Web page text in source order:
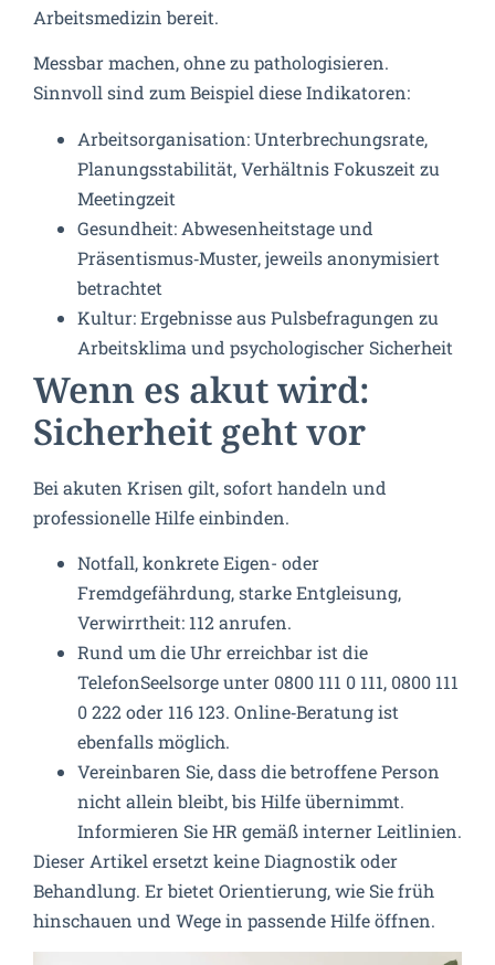
Arbeitsmedizin bereit.
Messbar machen, ohne zu pathologisieren.
Sinnvoll sind zum Beispiel diese Indikatoren:
Arbeitsorganisation: Unterbrechungsrate,
Planungsstabilität, Verhältnis Fokuszeit zu
Meetingzeit
Gesundheit: Abwesenheitstage und
Präsentismus‑Muster, jeweils anonymisiert
betrachtet
Kultur: Ergebnisse aus Pulsbefragungen zu
Arbeitsklima und psychologischer Sicherheit
Wenn es akut wird:
Sicherheit geht vor
Bei akuten Krisen gilt, sofort handeln und
professionelle Hilfe einbinden.
Notfall, konkrete Eigen- oder
Fremdgefährdung, starke Entgleisung,
Verwirrtheit: 112 anrufen.
Rund um die Uhr erreichbar ist die
TelefonSeelsorge unter 0800 111 0 111, 0800 111
0 222 oder 116 123. Online‑Beratung ist
ebenfalls möglich.
Vereinbaren Sie, dass die betroffene Person
nicht allein bleibt, bis Hilfe übernimmt.
Informieren Sie HR gemäß interner Leitlinien.
Dieser Artikel ersetzt keine Diagnostik oder
Behandlung. Er bietet Orientierung, wie Sie früh
hinschauen und Wege in passende Hilfe öffnen.